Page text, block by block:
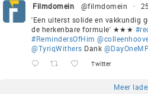
Filmdomein @filmdomein ·
'Een uiterst solide en vakkundig
de herkenbare formule' ★★★
#RemindersOfHim
@TyriqWithers Dank
Twitter
Meer